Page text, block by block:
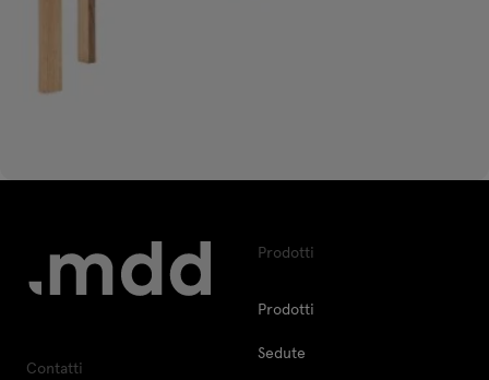
Contatti
Prodotti
Prodotti
Sedute